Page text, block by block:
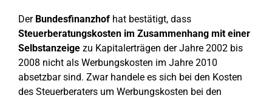
Der Bundesfinanzhof hat bestätigt, dass
Steuerberatungskosten im Zusammenhang mit einer
Selbstanzeige zu Kapitalerträgen der Jahre 2002 bis
2008 nicht als Werbungskosten im Jahre 2010
absetzbar sind. Zwar handele es sich bei den Kosten
des Steuerberaters um Werbungskosten bei den